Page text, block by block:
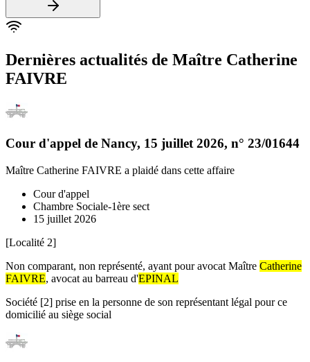
Dernières actualités de Maître Catherine
FAIVRE
Cour d'appel de Nancy, 15 juillet 2026, n° 23/01644
Maître Catherine FAIVRE a plaidé dans cette affaire
Cour d'appel
Chambre Sociale-1ère sect
15 juillet 2026
[Localité 2]
Non comparant, non représenté, ayant pour avocat Maître Catherine
FAIVRE, avocat au barreau d'EPINAL
Société [2] prise en la personne de son représentant légal pour ce
domicilié au siège social